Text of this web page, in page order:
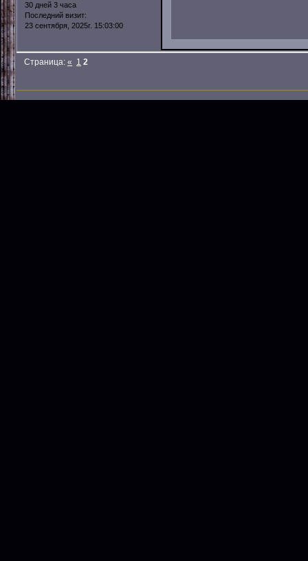
30 дней 3 часа
Последний визит:
23 сентября, 2025г. 15:03:00
Страница:« 1 2